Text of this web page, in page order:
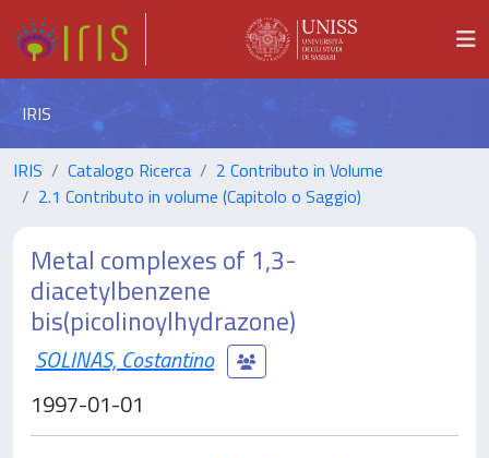
IRIS
IRIS Catalogo Ricerca
2 Contributo in Volume
2.1 Contributo in volume (Capitolo o Saggio)
Metal complexes of 1,3-
diacetylbenzene
bis(picolinoylhydrazone)
SOLINAS, Costantino
1997-01-01